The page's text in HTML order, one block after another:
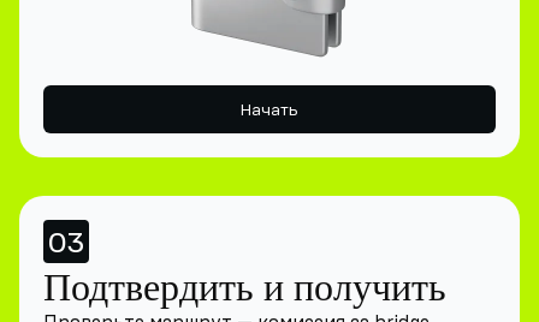
Начать
03
Подтвердить и получить